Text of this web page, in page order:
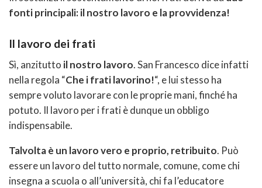
fonti principali: il nostro lavoro e la provvidenza!
Il lavoro dei frati
Sì, anzitutto il nostro lavoro. San Francesco dice infatti
nella regola “Che i frati lavorino!“, e lui stesso ha
sempre voluto lavorare con le proprie mani, finché ha
potuto. Il lavoro per i frati è dunque un obbligo
indispensabile.
Talvolta è un lavoro vero e proprio, retribuito. Può
essere un lavoro del tutto normale, comune, come chi
insegna a scuola o all’università, chi fa l’educatore